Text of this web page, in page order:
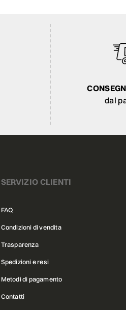
dal
SERVIZIO CLIENTI
FAQ
Condizioni di vendita
Trasparenza
Spedizioni e resi
Metodi di pagamento
Contatti